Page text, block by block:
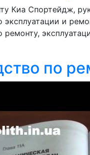
Киа Спортейдж,
эксплуатации и
ремонту,
по